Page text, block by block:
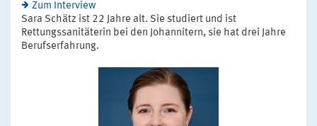
Zum Interview
Sara Schätz ist 22 Jahre alt. Sie studiert und ist
Rettungssanitäterin bei den Johannitern, sie hat drei Jahre
Berufserfahrung.